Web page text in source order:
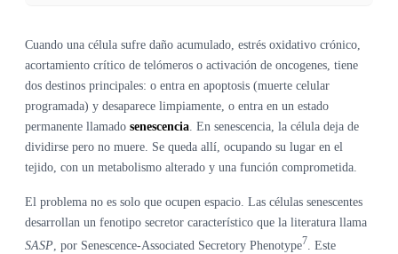
Cuando una célula sufre daño acumulado, estrés oxidativo crónico,
acortamiento crítico de telómeros o activación de oncogenes, tiene
dos destinos principales: o entra en apoptosis (muerte celular
programada) y desaparece limpiamente, o entra en un estado
permanente llamado senescencia . En senescencia, la célula deja de
dividirse pero no muere. Se queda allí, ocupando su lugar en el
tejido, con un metabolismo alterado y una función comprometida.
El problema no es solo que ocupen espacio. Las células senescentes
desarrollan un fenotipo secretor característico que la literatura llama
SASP , por Senescence-Associated Secretory Phenotype7 . Este